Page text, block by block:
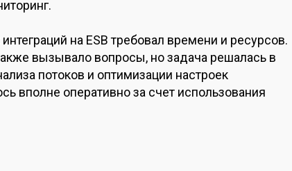
на ESB требовал времени и ресурсов.
вызывало вопросы, но задача решалась в
потоков и оптимизации настроек
вполне оперативно за счет использования